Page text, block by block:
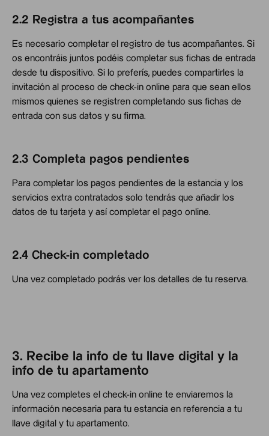
2.2 Registra a tus acompañantes
Es necesario completar el registro de tus acompañantes. Si
os encontráis juntos podéis completar sus fichas de entrada
desde tu dispositivo. Si lo preferís, puedes compartirles la
invitación al proceso de check-in online para que sean ellos
mismos quienes se registren completando sus fichas de
entrada con sus datos y su firma.
2.3 Completa pagos pendientes
Para completar los pagos pendientes de la estancia y los
servicios extra contratados solo tendrás que añadir los
datos de tu tarjeta y así completar el pago online.
2.4 Check-in completado
Una vez completado podrás ver los detalles de tu reserva.
3. Recibe la info de tu llave digital y la
info de tu apartamento
Una vez completes el check-in online te enviaremos la
información necesaria para tu estancia en referencia a tu
llave digital y tu apartamento.